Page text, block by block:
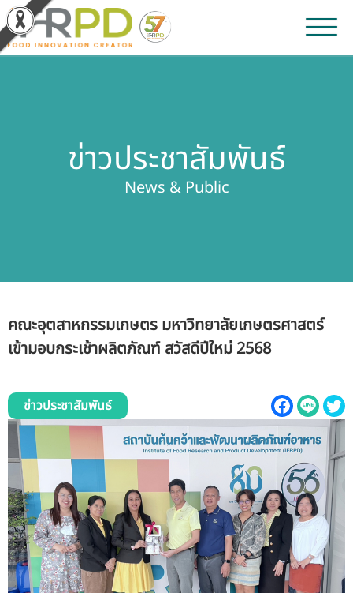
ผลิตภัณฑ์และจำหน่าย
เกี่ยวกับสถาบัน
บุคลากรสถาบัน
ระบบสารสนเทศ (ใน)
ติดต่อเรา
สายตรงผู้บริหาร
ข่าวประชาสัมพันธ์
News & Public
คณะอุตสาหกรรมเกษตร มหาวิทยาลัยเกษตรศาสตร์
เข้ามอบกระเช้าผลิตภัณฑ์ สวัสดีปีใหม่ 2568
ข่าวประชาสัมพันธ์